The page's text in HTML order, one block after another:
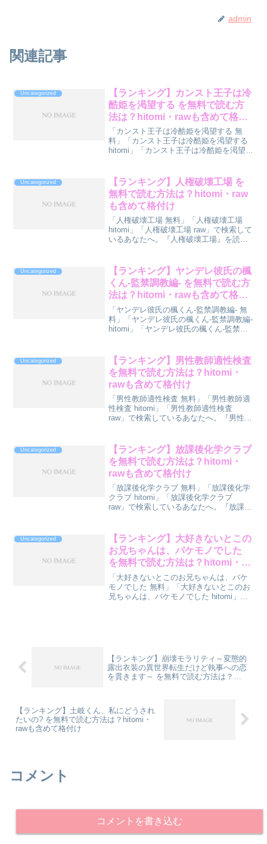
admin
関連記事
Uncategorized
【ランキング】カンスト王子は冷
酷姫を渇望する を無料で読む方
法は？hitomi・rawも含めて格付
け
「カンスト王子は冷酷姫を渇望する 無
料」「カンスト王子は冷酷姫を渇望する
hitomi」「カンスト王子は冷酷姫を渇望す
方法をランキング形式で診断してみまし
た。先に結...
Uncategorized
【ランキング】人権破壊工場 を
無料で読む方法は？hitomi・raw
も含めて格付け
「人権破壊工場 無料」「人権破壊工場
hitomi」「人権破壊工場 raw」で検索して
いるあなたへ。『人権破壊工場』を読む
方法無料度安全度🥇 1位DLsiteで無料試
し...
Uncategorized
【ランキング】ヤンデレ彼氏の楓
くん-監禁調教編- を無料で読む方
法は？hitomi・rawも含めて格付
け
「ヤンデレ彼氏の楓くん-監禁調教編- 無
料」「ヤンデレ彼氏の楓くん-監禁調教編-
hitomi」「ヤンデレ彼氏の楓くん-監禁調
読む方法をランキング形式で診断して...
Uncategorized
【ランキング】男性教師適性検査
を無料で読む方法は？hitomi・
rawも含めて格付け
「男性教師適性検査 無料」「男性教師適
性検査 hitomi」「男性教師適性検査
raw」で検索しているあなたへ。『男性教
ングをどうぞ。順位方法無料度安全度🥇
1位DLs...
Uncategorized
【ランキング】放課後化学クラブ
を無料で読む方法は？hitomi・
rawも含めて格付け
「放課後化学クラブ 無料」「放課後化学
クラブ hitomi」「放課後化学クラブ
raw」で検索しているあなたへ。『放課後
ングをどうぞ。順位方法無料度安全度🥇
1位DLs...
Uncategorized
【ランキング】大好きないとこの
お兄ちゃんは、バケモノでした
を無料で読む方法は？hitomi・
rawも含めて格付け
「大好きないとこのお兄ちゃんは、バケ
モノでした 無料」「大好きないとこのお
兄ちゃんは、バケモノでした hitomi」
【ランキング】崩壊モラリティ～変態的
露出衣装の異世界転生だけど執事への恋
を貫きます～ を無料で読む方法は？
【ランキング】土岐くん、私にどうされ
たいの? を無料で読む方法は？hitomi・
rawも含めて格付け
コメント
コメントを書き込む